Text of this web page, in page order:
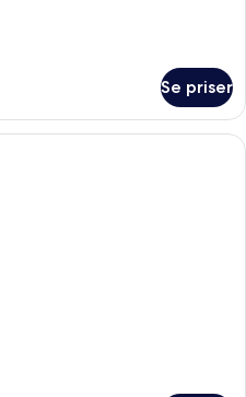
Se priser
Ett rymligt sovrum med en stor